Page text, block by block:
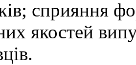
сприяння
якостей